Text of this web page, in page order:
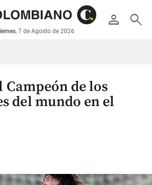
person search
, 7 de Agosto de 2026
Campeón de los
del mundo en el